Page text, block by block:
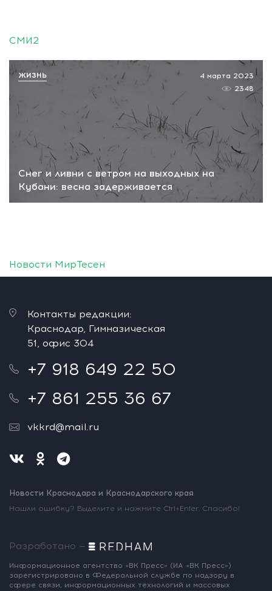
СМИ2
Снег и ливни с ветром на выходных на
Кубани: весна задерживается
4 марта 2023
2348
ЖИЗНЬ
Новости МирТесен
Контакты редакции:
Краснодар, Гимназическая
51, офис 304
+7 918 649 22 50
+7 861 255 36 67
vkkrd@mail.ru
Новости Краснодара и Краснодарского края
Нашли ошибку? Выделите и нажмите Ctrl+Enter. Спасибо!
Разработано —
Информационное агентство «ВК Пресс» (ИА «ВК Пресс»)
зарегистрировано в Федеральной службе по надзору в
сфере связи, информационных технологий и массовых